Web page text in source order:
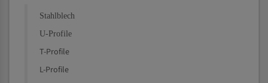
Stahlblech
U-Profile
T-Profile
L-Profile